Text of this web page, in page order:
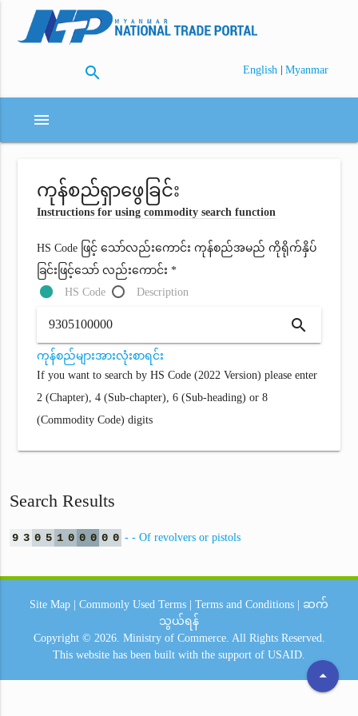
search English | Myanmar
menu
ကုန်စည်ရှာဖွေခြင်း
Instructions for using commodity search function
HS Code ဖြင့် သော်လည်းကောင်း ကုန်စည်အမည် ကိုရိုက်နှိပ်
ခြင်းဖြင့်သော် လည်းကောင်း *
HS Code
Description
search
ကုန်စည်များအားလုံးစာရင်း
If you want to search by HS Code (2022 Version) please enter
2 (Chapter), 4 (Sub-chapter), 6 (Sub-heading) or 8
(Commodity Code) digits
Search Results
9 3 0 5 1 0 0 0 0 0 - - Of revolvers or pistols
arrow_drop_up
Site Map Commonly Used Terms Terms and Conditions
ဆက်
သွယ်ရန်
Copyright © 2026. Ministry of Commerce. All Rights Reserved.
This website has been built with the support of USAID.